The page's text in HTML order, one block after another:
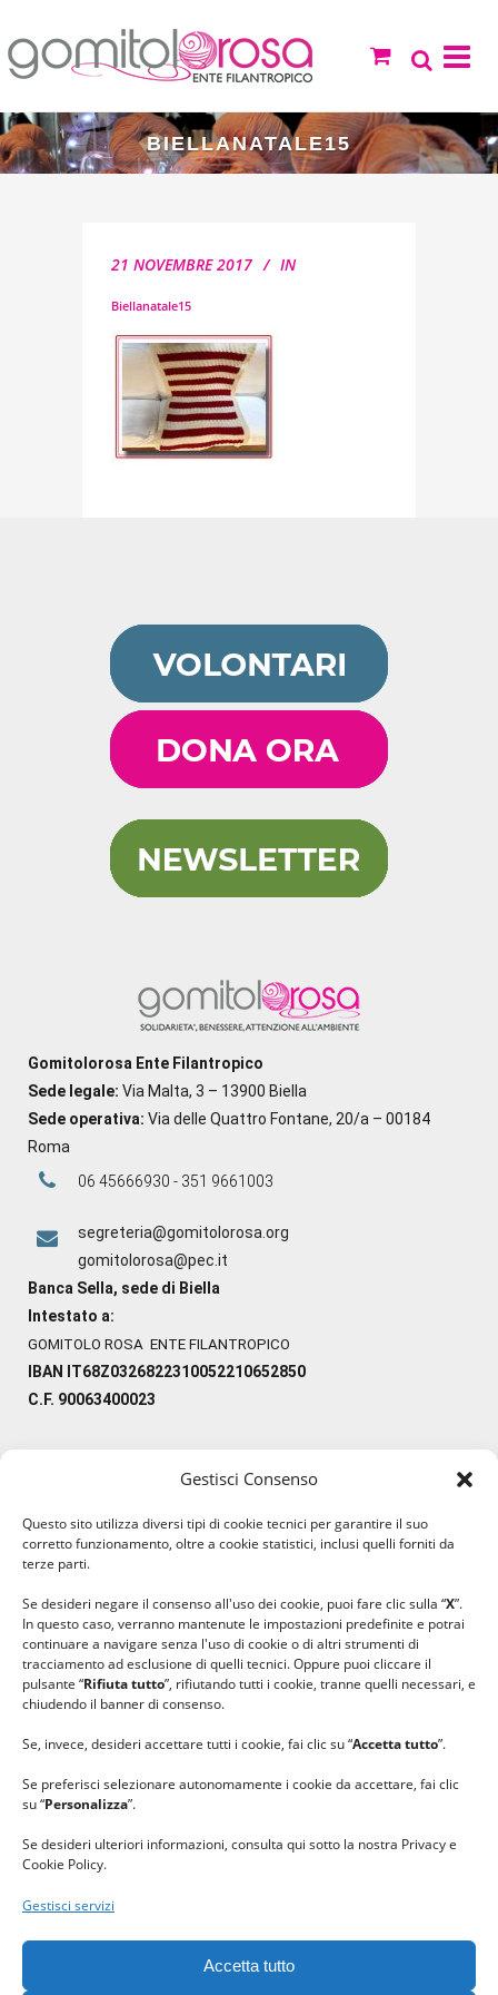
Gestisci Consenso
Questo sito utilizza diversi tipi di cookie tecnici per garantire il suo
corretto funzionamento, oltre a cookie statistici, inclusi quelli forniti da
terze parti.
Se desideri negare il consenso all'uso dei cookie, puoi fare clic sulla “X”.
In questo caso, verranno mantenute le impostazioni predefinite e potrai
continuare a navigare senza l'uso di cookie o di altri strumenti di
tracciamento ad esclusione di quelli tecnici. Oppure puoi cliccare il
pulsante “Rifiuta tutto”, rifiutando tutti i cookie, tranne quelli necessari, e
chiudendo il banner di consenso.
Se, invece, desideri accettare tutti i cookie, fai clic su “Accetta tutto”.
Se preferisci selezionare autonomamente i cookie da accettare, fai clic
su “Personalizza”.
Se desideri ulteriori informazioni, consulta qui sotto la nostra Privacy e
Cookie Policy.
Gestisci servizi
Accetta tutto
BIELLANATALE15
21 NOVEMBRE 2017 IN
Biellanatale15
Gomitolorosa Ente Filantropico
Sede legale: Via Malta, 3 – 13900 Biella
Sede operativa: Via delle Quattro Fontane, 20/a – 00184
Roma
06 45666930 - 351 9661003
segreteria@gomitolorosa.org
gomitolorosa@pec.it
Banca Sella, sede di Biella
Intestato a:
GOMITOLO ROSA ENTE FILANTROPICO
IBAN IT68Z0326822310052210652850
C.F. 90063400023
#lanaterapia
#ilcaloredellempatia